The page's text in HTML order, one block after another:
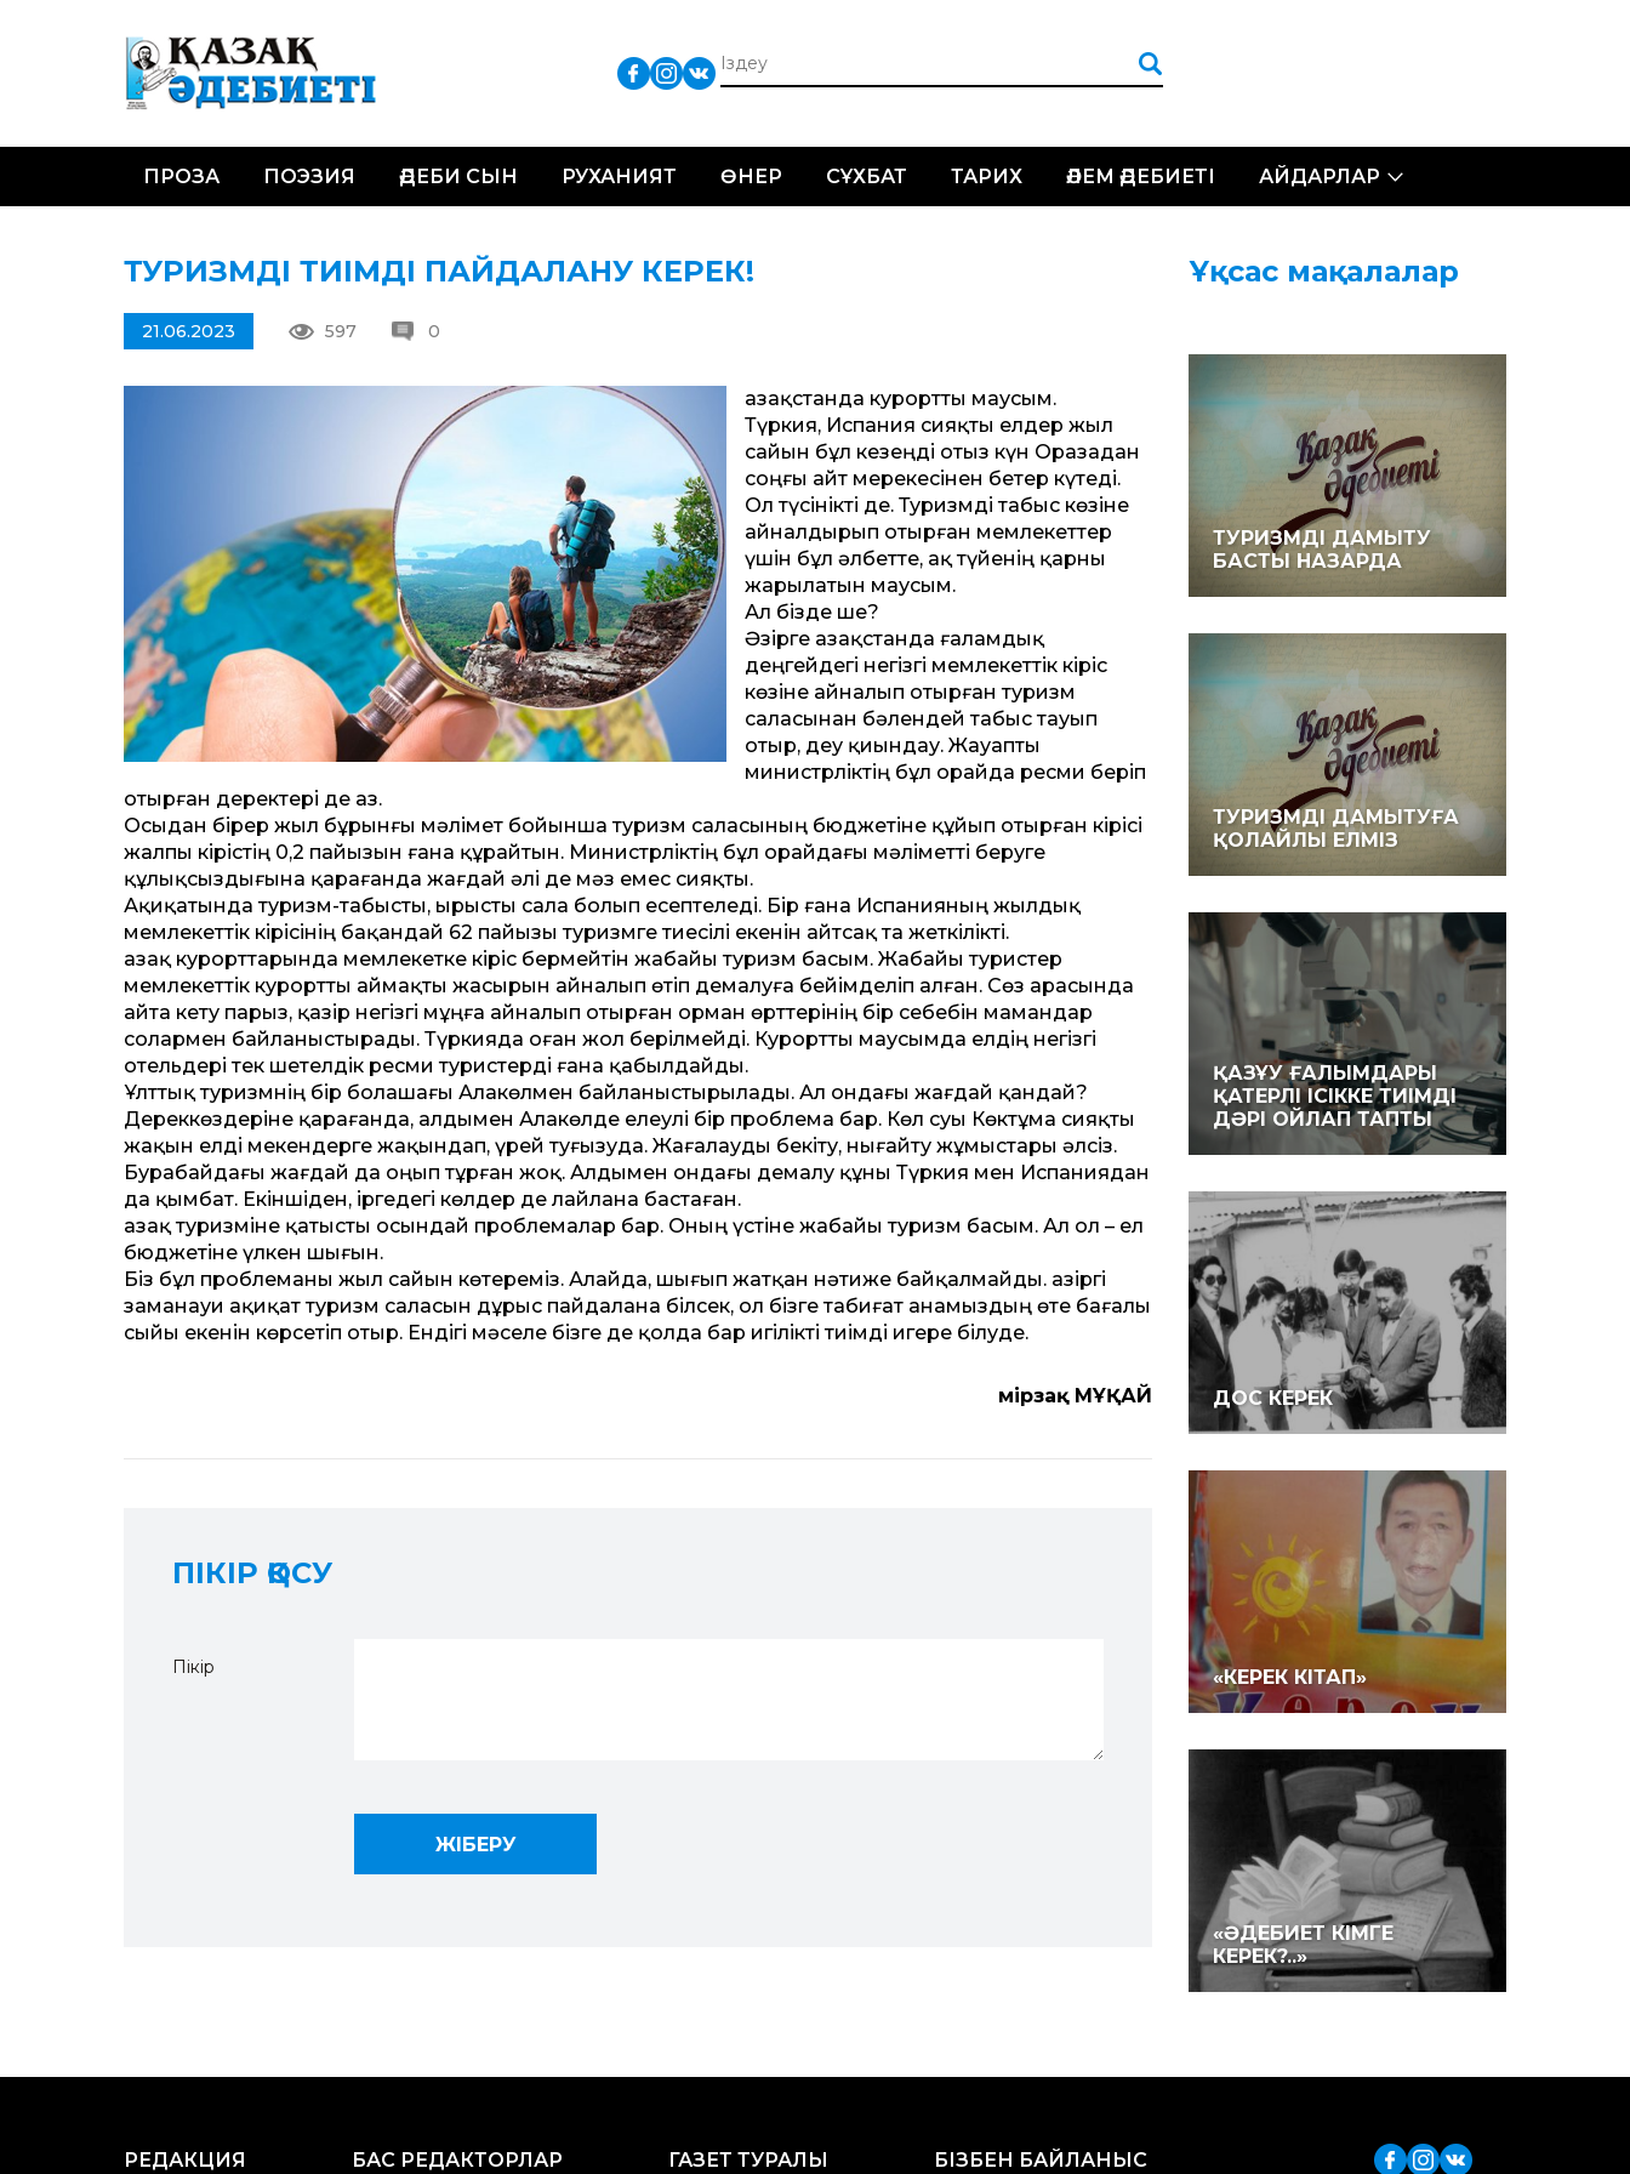
ПРОЗА ПОЭЗИЯ ӘДЕБИ СЫН РУХАНИЯТ ӨНЕР СҰХБАТ ТАРИХ ӘЛЕМ ӘДЕБИЕТІ АЙДАРЛАР
ТУРИЗМДІ ТИІМДІ ПАЙДАЛАНУ КЕРЕК!
21.06.2023 597 0
Қазақстанда курортты маусым.
Түркия, Испания сияқты елдер жыл
сайын бұл кезеңді отыз күн Оразадан
соңғы айт мерекесінен бетер күтеді.
Ол түсінікті де. Туризмді табыс көзіне
айналдырып отырған мемлекеттер
үшін бұл әлбетте, ақ түйенің қарны
жарылатын маусым.
Ал бізде ше?
Әзірге Қазақстанда ғаламдық
деңгейдегі негізгі мемлекеттік кіріс
көзіне айналып отырған туризм
саласынан бәлендей табыс тауып
отыр, деу қиындау. Жауапты
министрліктің бұл орайда ресми беріп
отырған деректері де аз.
Осыдан бірер жыл бұрынғы мәлімет бойынша туризм саласының бюджетіне құйып отырған кірісі
жалпы кірістің 0,2 пайызын ғана құрайтын. Министрліктің бұл орайдағы мәліметті беруге
құлықсыздығына қарағанда жағдай әлі де мәз емес сияқты.
Ақиқатында туризм-табысты, ырысты сала болып есептеледі. Бір ғана Испанияның жылдық
мемлекеттік кірісінің бақандай 62 пайызы туризмге тиесілі екенін айтсақ та жеткілікті.
Қазақ курорттарында мемлекетке кіріс бермейтін жабайы туризм басым. Жабайы туристер
мемлекеттік курортты аймақты жасырын айналып өтіп демалуға бейімделіп алған. Сөз арасында
айта кету парыз, қазір негізгі мұңға айналып отырған орман өрт­терінің бір себебін мамандар
солармен байланыстырады. Түркияда оған жол берілмейді. Курортты маусымда елдің негізгі
отельдері тек шетелдік ресми туристерді ғана қабылдайды.
Ұлттық туризмнің бір болашағы Алакөлмен байланыстырылады. Ал ондағы жағдай қандай?
Дереккөздеріне қарағанда, алдымен Алакөлде елеулі бір проблема бар. Көл суы Көктұма сияқты
жақын елді мекендерге жақындап, үрей туғызуда. Жағалауды бекіту, нығайту жұмыстары әлсіз.
Бурабайдағы жағдай да оңып тұрған жоқ. Алдымен ондағы демалу құны Түркия мен Испаниядан
да қымбат. Екіншіден, іргедегі көлдер де лайлана бастаған.
Қазақ туризміне қатысты осындай проблемалар бар. Оның үстіне жабайы туризм басым. Ал ол – ел
бюджетіне үлкен шығын.
Біз бұл проблеманы жыл сайын көтереміз. Алайда, шығып жатқан нәтиже байқалмайды. Қазіргі
заманауи ақиқат туризм саласын дұрыс пайдалана білсек, ол бізге табиғат анамыздың өте бағалы
сыйы екенін көрсетіп отыр. Ендігі мәселе бізге де қолда бар игілікті тиімді игере білуде.
Өмірзақ МҰҚАЙ
ПІКІР ҚОСУ
Пікір
Ұқсас мақалалар
ТУРИЗМДІ ДАМЫТУ
БАСТЫ НАЗАРДА
ТУРИЗМДІ ДАМЫТУҒА
ҚОЛАЙЛЫ ЕЛМІЗ
ҚАЗҰУ ҒАЛЫМДАРЫ
ҚАТЕРЛІ ІСІККЕ ТИІМДІ
ДӘРІ ОЙЛАП ТАПТЫ
ДОС КЕРЕК
«КЕРЕК КІТАП»
«ӘДЕБИЕТ КІМГЕ
КЕРЕК?..»
РЕДАКЦИЯ БАС РЕДАКТОРЛАР ГАЗЕТ ТУРАЛЫ БІЗБЕН БАЙЛАНЫС